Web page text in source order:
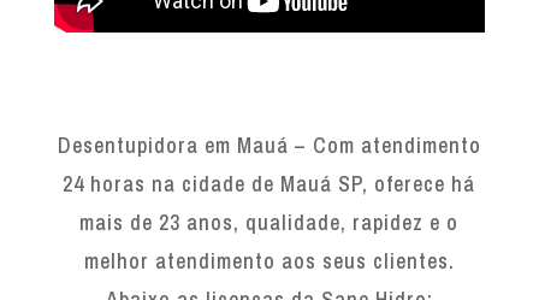
Desentupidora em Mauá – Com atendimento
24 horas na cidade de Mauá SP, oferece há
mais de 23 anos, qualidade, rapidez e o
melhor atendimento aos seus clientes.